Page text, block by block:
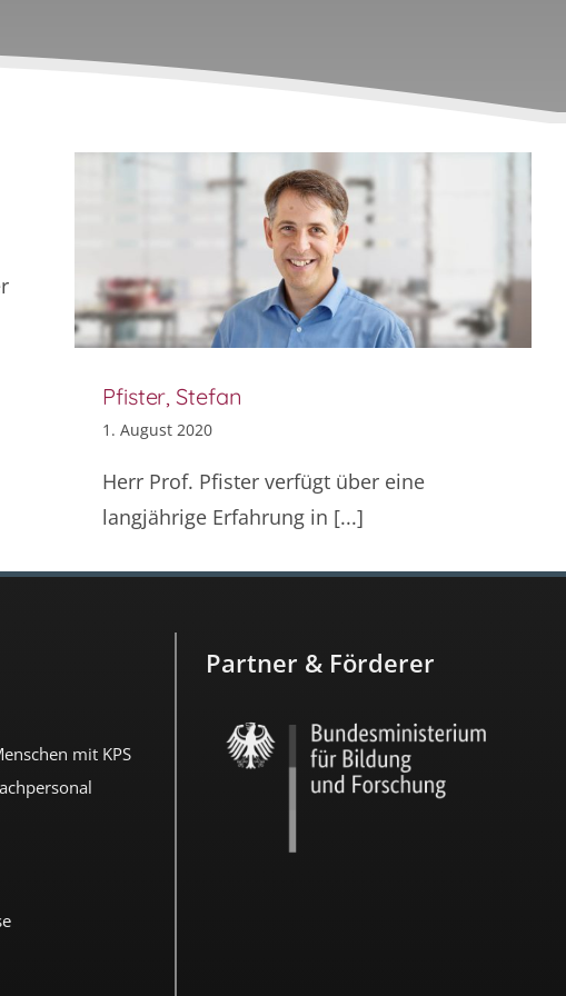
Pfister, Stefan
1. August 2020
Herr Prof. Pfister verfügt über eine
langjährige Erfahrung in [...]
mit KPS
Partner & Förderer